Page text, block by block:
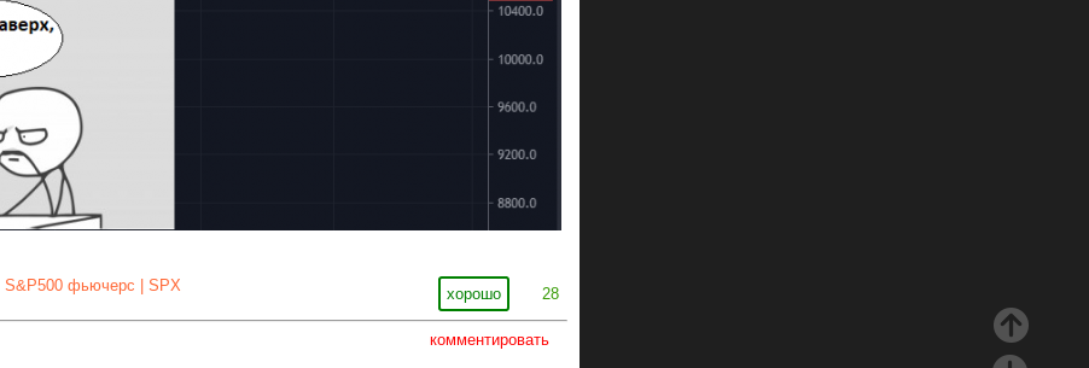
хорошо 28
S&P500 фьючерс | SPX
комментировать